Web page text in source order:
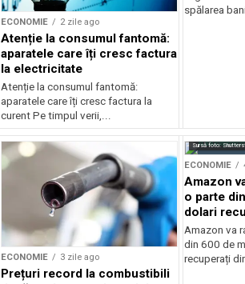
ECONOMIE 2 zile ago
Atenție la consumul fantomă:
aparatele care îți cresc factura
la electricitate
Atenție la consumul fantomă:
aparatele care îți cresc factura la
curent Pe timpul verii,...
spălarea
ECONOMIE 3 zile ago
Prețuri record la combustibili
Sursă foto:
ECONOMIE
Amazon
o parte
dolari
vamale
Amazon va
din 600 de
recuperați